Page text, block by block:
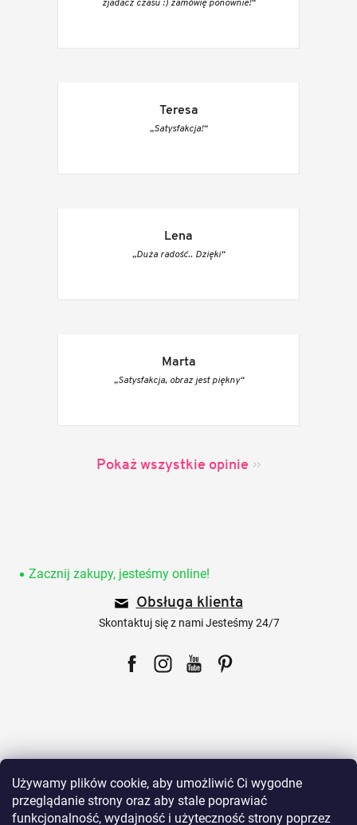
Używamy plików cookie, aby umożliwić Ci wygodne
przeglądanie strony oraz aby stale poprawiać
funkcjonalność, wydajność i użyteczność strony poprzez
zjadacz czasu :) zamówię ponownie!“
Teresa
„Satysfakcja!“
Lena
„Duża radość.. Dzięki“
Marta
„Satysfakcja, obraz jest piękny“
Pokaż wszystkie opinie
Zacznij zakupy, jesteśmy online!
Obsługa klienta
Skontaktuj się z nami Jesteśmy 24/7
Dla klientów